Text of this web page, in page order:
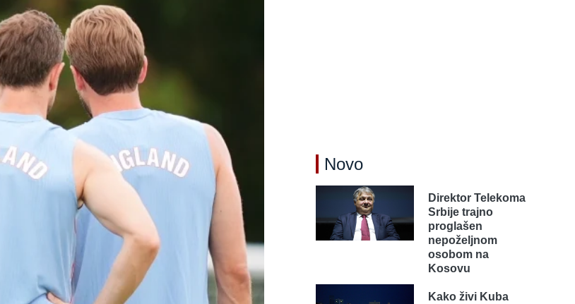
Novo
Direktor Telekoma
Srbije trajno
proglašen
nepoželjnom
osobom na
Kosovu
Kako živi Kuba